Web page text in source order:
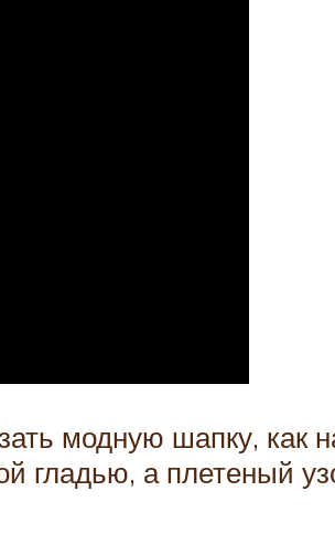
модную шапку, как
гладью, а плетеный